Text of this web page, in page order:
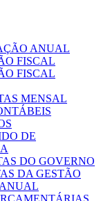
ANUAL
FISCAL
FISCAL
MENSAL
DE
DO GOVERNO
DA GESTÃO